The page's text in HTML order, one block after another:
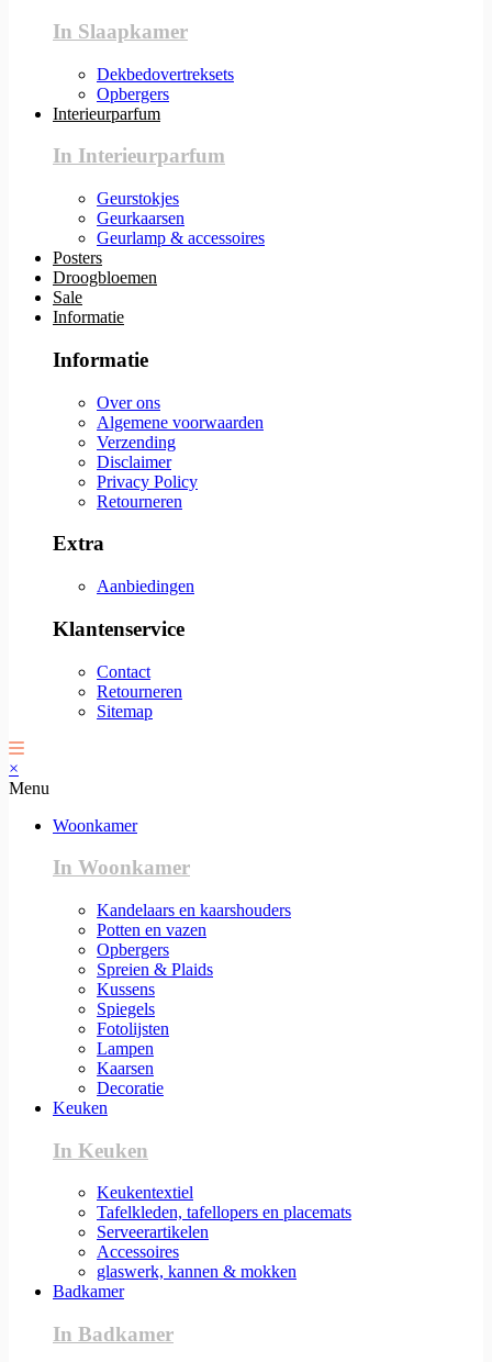
In Slaapkamer
Dekbedovertreksets
Opbergers
Interieurparfum
In Interieurparfum
Geurstokjes
Geurkaarsen
Geurlamp & accessoires
Posters
Droogbloemen
Sale
Informatie
Informatie
Over ons
Algemene voorwaarden
Verzending
Disclaimer
Privacy Policy
Retourneren
Extra
Aanbiedingen
Klantenservice
Contact
Retourneren
Sitemap
×
Menu
Woonkamer
In Woonkamer
Kandelaars en kaarshouders
Potten en vazen
Opbergers
Spreien & Plaids
Kussens
Spiegels
Fotolijsten
Lampen
Kaarsen
Decoratie
Keuken
In Keuken
Keukentextiel
Tafelkleden, tafellopers en placemats
Serveerartikelen
Accessoires
glaswerk, kannen & mokken
Badkamer
In Badkamer